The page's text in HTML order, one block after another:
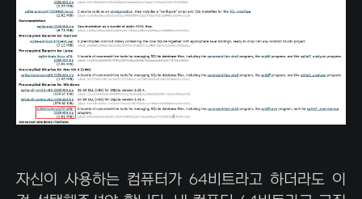
자신이 사용하는 컴퓨터가 64비트라고 하더라도 이